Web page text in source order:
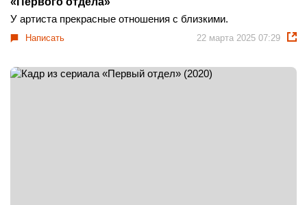
У артиста прекрасные отношения с близкими.
Написать 22 марта 2025 07:29